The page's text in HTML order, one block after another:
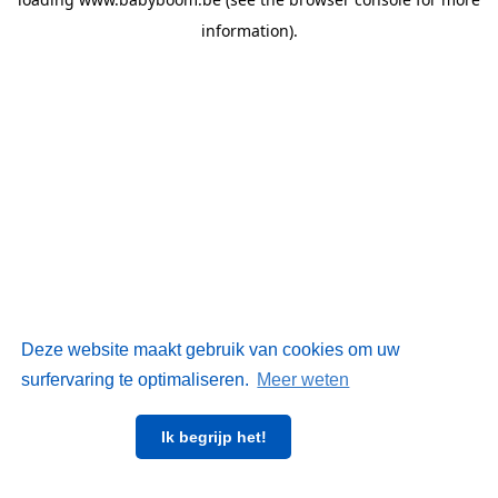
Deze website maakt gebruik van cookies om uw
surfervaring te optimaliseren. Meer weten
Ik begrijp het!
information).